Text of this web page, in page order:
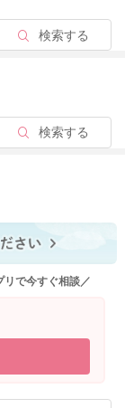
守っていただ
2022/9/1 13:25
検索する
検索する
リで今すぐ相談／